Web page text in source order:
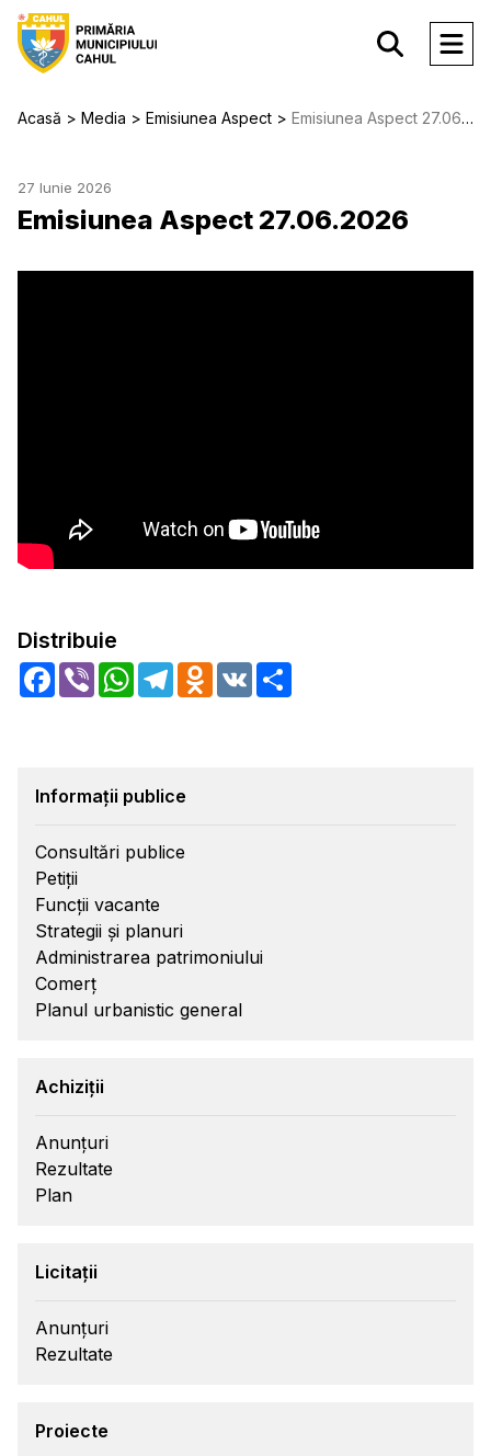
Acasă Media Emisiunea Aspect Emisiunea Aspect 27.06.2026
27 Iunie 2026
Emisiunea Aspect 27.06.2026
Distribuie
Facebook
Viber WhatsApp
TelegramOdnoklassniki
VK
Informații publice
Consultări publice
Petiții
Funcții vacante
Strategii și planuri
Administrarea patrimoniului
Comerț
Planul urbanistic general
Achiziții
Anunțuri
Rezultate
Plan
Licitații
Anunțuri
Rezultate
Proiecte